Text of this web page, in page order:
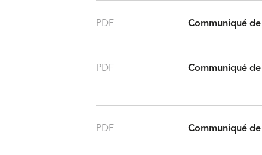
PDF Communiqué
PDF Communiqué
PDF Communiqué